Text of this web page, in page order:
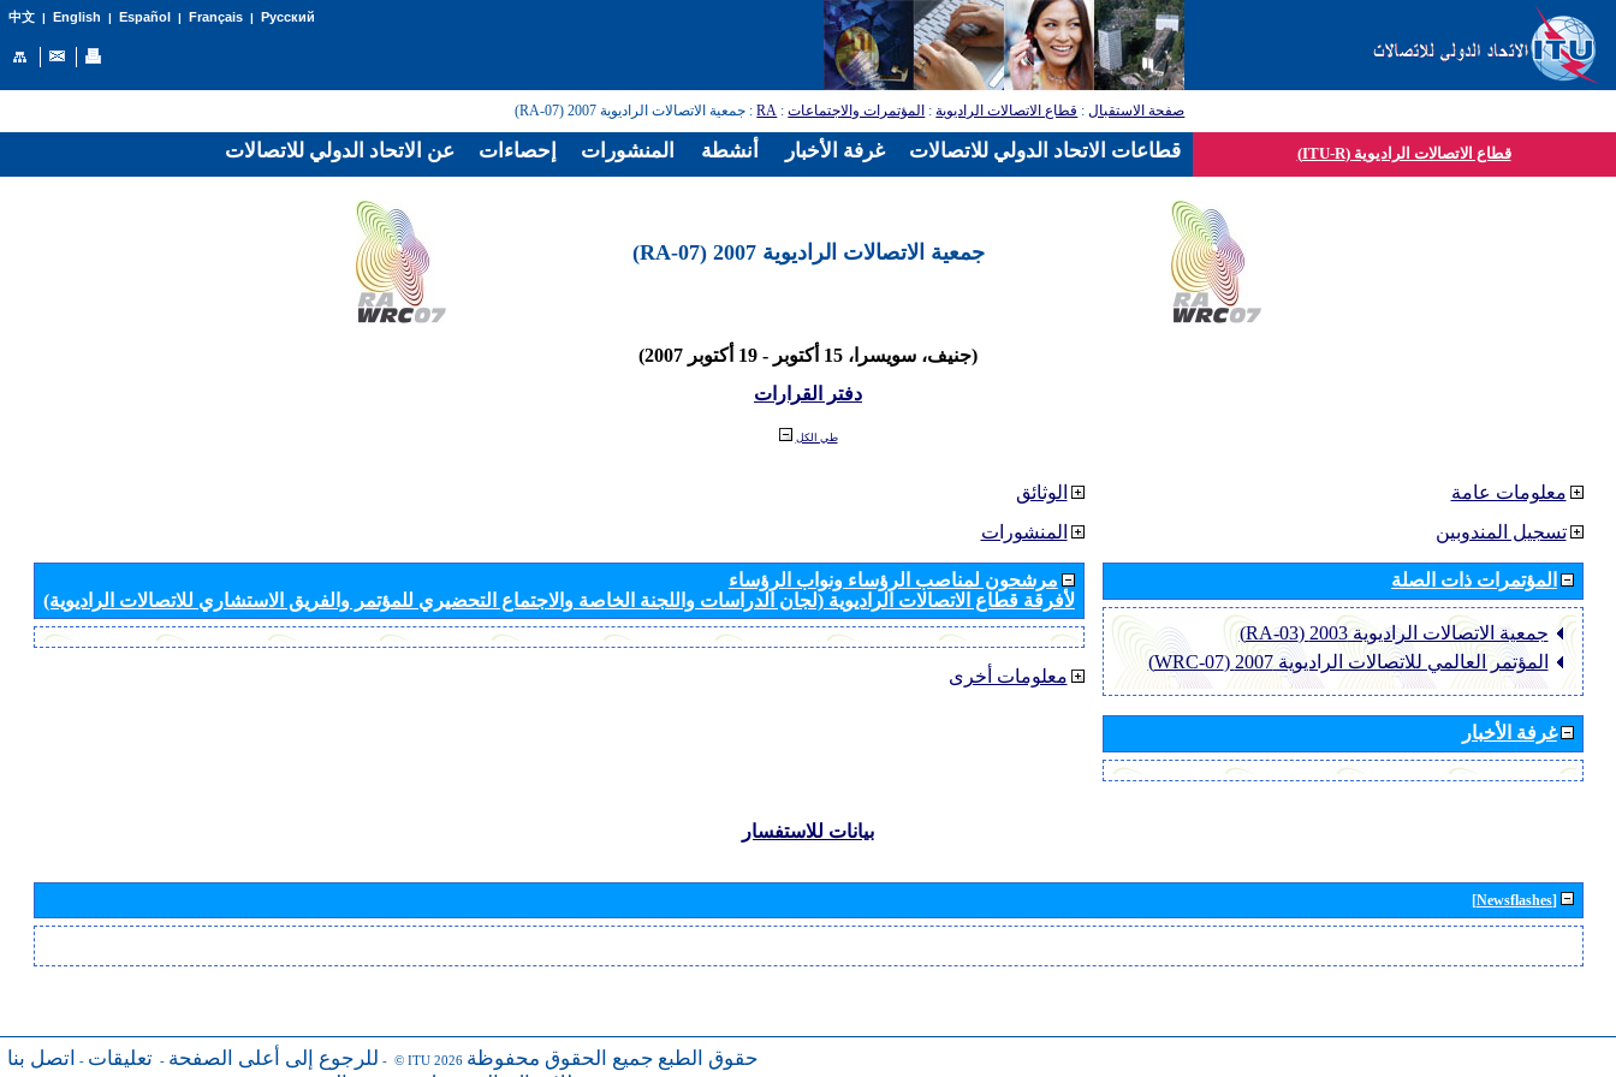
中文| English | Español | Français| Русский
صفحة الاستقبال: قطاع الاتصالات الراديوية: المؤتمرات والاجتماعات:
RA: جمعية الاتصالات الراديوية 2007 (RA-07)
قطاع الاتصالات الراديوية (ITU-R)
جمعية الاتصالات الراديوية 2007 (RA-07)
(جنيف، سويسرا، 15 أكتوبر - 19 أكتوبر 2007)
دفتر القرارات
طي الكل
الوثائق
المنشورات
مرشحون لمناصب الرؤساء ونواب الرؤساء
لأفرقة قطاع الاتصالات الراديوية (لجان الدراسات واللجنة الخاصة والاجتماع التحضيري للمؤتمر والفريق الاستشاري للاتصالات الراديوية)
معلومات أخرى
معلومات عامة
تسجيل المندوبين
المؤتمرات ذات الصلة
جمعية الاتصالات الراديوية 2003 (RA-03)
المؤتمر العالمي للاتصالات الراديوية 2007 (WRC-07)
غرفة الأخبار
بيانات للاستفسار
[Newsflashes]
للرجوع إلى أعلى الصفحة - تعليقات - اتصل بنا - © ITU 2026 حقوق الطبع جميع الحقوق محفوظة
عن الاتحاد الدولي للاتصالات إحصاءات المنشورات أنشطة غرفة الأخبار قطاعات الاتحاد الدولي للاتصالات